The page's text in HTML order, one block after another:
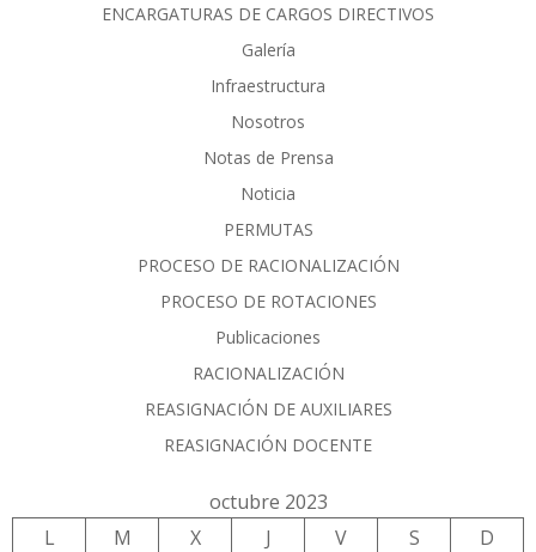
ENCARGATURAS DE CARGOS DIRECTIVOS
Galería
Infraestructura
Nosotros
Notas de Prensa
Noticia
PERMUTAS
PROCESO DE RACIONALIZACIÓN
PROCESO DE ROTACIONES
Publicaciones
RACIONALIZACIÓN
REASIGNACIÓN DE AUXILIARES
REASIGNACIÓN DOCENTE
octubre 2023
L
M X J V S D